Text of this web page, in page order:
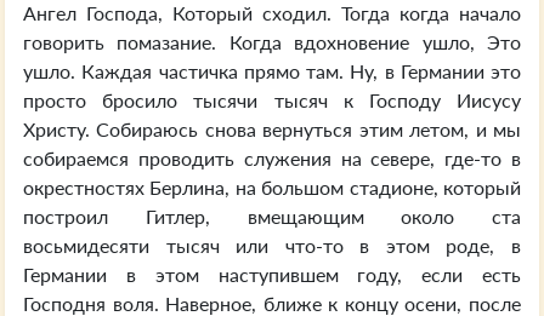
Ангел Господа, Который сходил. Тогда когда начало
говорить помазание. Когда вдохновение ушло, Это
ушло. Каждая частичка прямо там. Ну, в Германии это
просто бросило тысячи тысяч к Господу Иисусу
Христу. Собираюсь снова вернуться этим летом, и мы
собираемся проводить служения на севере, где-то в
окрестностях Берлина, на большом стадионе, который
построил Гитлер, вмещающим около ста
восьмидесяти тысяч или что-то в этом роде, в
Германии в этом наступившем году, если есть
Господня воля. Наверное, ближе к концу осени, после